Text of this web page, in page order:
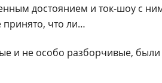
достоянием и ток-шоу с
что ли…
и не особо разборчивые, были